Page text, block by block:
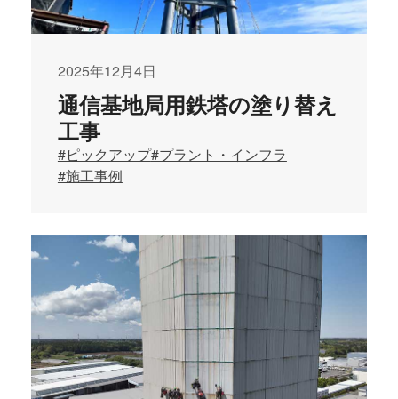
2025年12月4日
通信基地局用鉄塔の塗り替え
工事
#ピックアップ#プラント・インフラ
#施工事例